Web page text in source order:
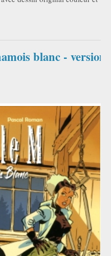
blanc - version